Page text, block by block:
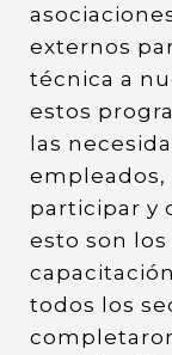
externos
técnica a
estos
las
empleados,
participar y
esto son
todos los